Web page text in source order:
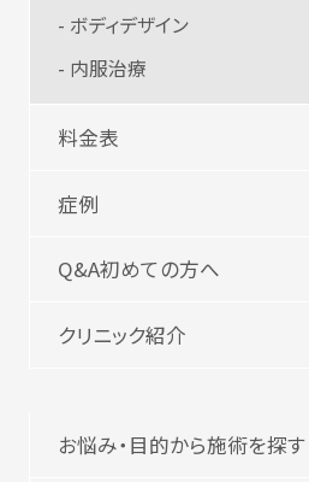
- ボディデザイン
- 内服治療
料金表
症例
Q&A初めての方へ
クリニック紹介
お悩み・目的から施術を探す